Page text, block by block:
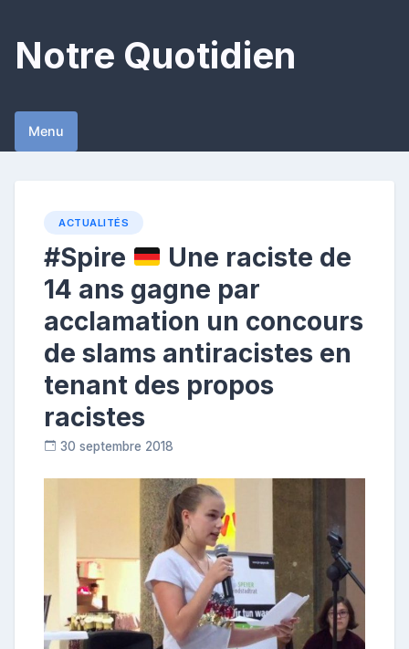
content
Notre Quotidien
Menu
ACTUALITÉS
#Spire
Une raciste de
14 ans gagne par
acclamation un concours
de slams antiracistes en
tenant des propos
racistes
30 septembre 2018
o
t
r
i
b
u
t
r